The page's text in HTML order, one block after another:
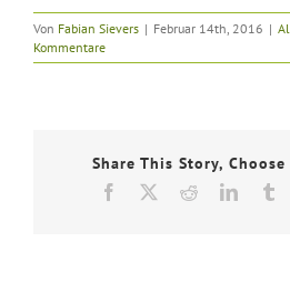
Von Fabian Sievers | Februar 14th, 2016 |
Kommentare
Share This Story,
Facebook Reddit